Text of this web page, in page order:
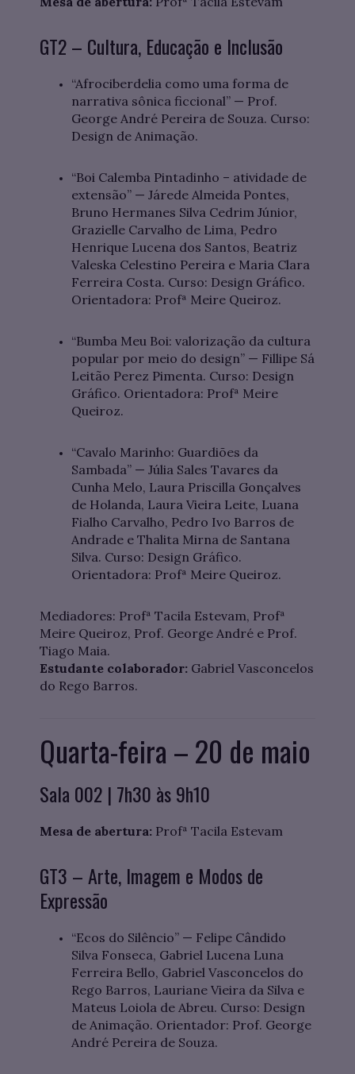
GT2 – Cultura, Educação e Inclusão
“Afrociberdelia como uma forma de
narrativa sônica ficcional” — Prof.
George André Pereira de Souza. Curso:
Design de Animação.
“Boi Calemba Pintadinho – atividade de
extensão” — Járede Almeida Pontes,
Bruno Hermanes Silva Cedrim Júnior,
Grazielle Carvalho de Lima, Pedro
Henrique Lucena dos Santos, Beatriz
Valeska Celestino Pereira e Maria Clara
Ferreira Costa. Curso: Design Gráfico.
Orientadora: Profª Meire Queiroz.
“Bumba Meu Boi: valorização da cultura
popular por meio do design” — Fillipe Sá
Leitão Perez Pimenta. Curso: Design
Gráfico. Orientadora: Profª Meire
Queiroz.
“Cavalo Marinho: Guardiões da
Sambada” — Júlia Sales Tavares da
Cunha Melo, Laura Priscilla Gonçalves
de Holanda, Laura Vieira Leite, Luana
Fialho Carvalho, Pedro Ivo Barros de
Andrade e Thalita Mirna de Santana
Silva. Curso: Design Gráfico.
Orientadora: Profª Meire Queiroz.
Mediadores: Profª Tacila Estevam, Profª
Meire Queiroz, Prof. George André e Prof.
Tiago Maia.
Estudante colaborador: Gabriel Vasconcelos
do Rego Barros.
Quarta-feira – 20 de maio
Sala 002 | 7h30 às 9h10
Mesa de abertura: Profª Tacila Estevam
GT3 – Arte, Imagem e Modos de
Expressão
“Ecos do Silêncio” — Felipe Cândido
Silva Fonseca, Gabriel Lucena Luna
Ferreira Bello, Gabriel Vasconcelos do
Rego Barros, Lauriane Vieira da Silva e
Mateus Loiola de Abreu. Curso: Design
de Animação. Orientador: Prof. George
André Pereira de Souza.